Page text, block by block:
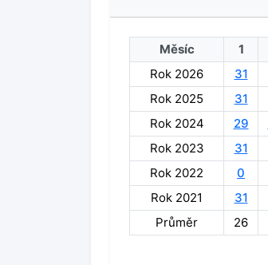
Měsíc 1
Rok 2026
31
Rok 2025
31
Rok 2024
29
Rok 2023
31
Rok 2022
0
Rok 2021
31
Průměr
26